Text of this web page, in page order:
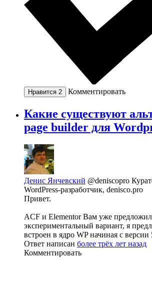
Нравится 2 Комментировать
Какие существуют
page builder для
Денис Янчевский @deniscopro
WordPress-разработчик, denisco.pro
Привет.
ACF и Elementor Вам уже
экспериментальный вариант, я
встроен в ядро WP начиная с версии
Ответ написан более трёх лет назад
Комментировать